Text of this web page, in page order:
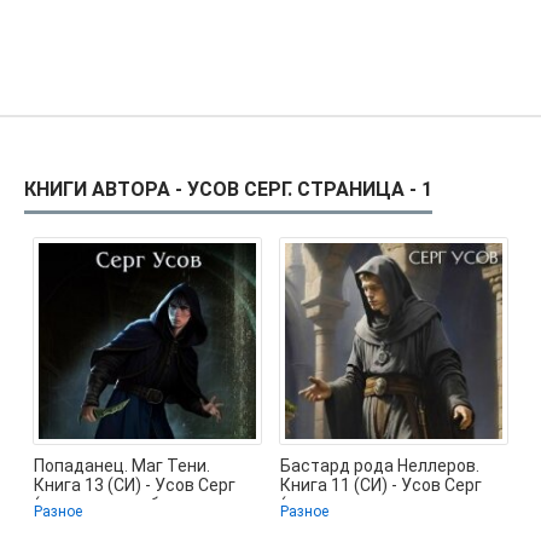
КНИГИ АВТОРА - УСОВ СЕРГ. СТРАНИЦА - 1
Попаданец. Маг Тени.
Книга 13 (СИ) - Усов Серг
(читать книги бесплатно
Разное
Бастард рода Неллеров.
Книга 11 (СИ) - Усов Серг
(книги полностью
Разное